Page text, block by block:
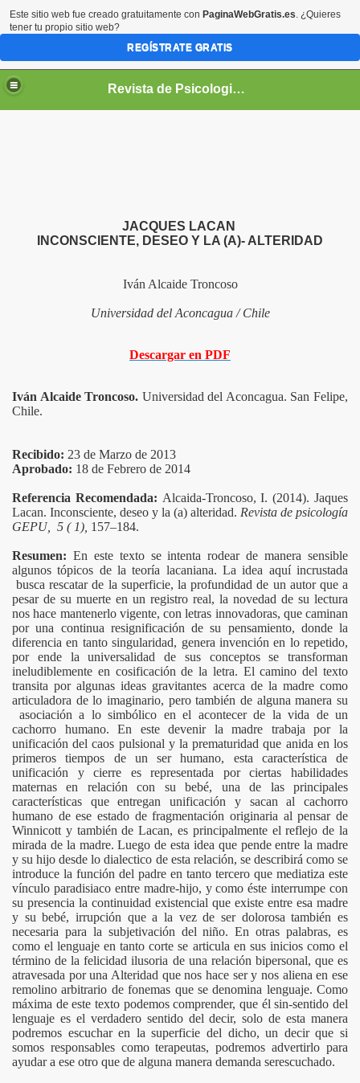
Revista de Psicologia GEPU
JACQUES LACAN
INCONSCIENTE, DESEO Y LA (A)- ALTERIDAD
Iván Alcaide Troncoso
Universidad del Aconcagua/ Chile
Descargar en PDF
Iván Alcaide Troncoso. Universidad del Aconcagua. San Felipe,
Chile.
Recibido: 23 de Marzo de 2013
Aprobado: 18 de Febrero de 2014
Referencia Recomendada: Alcaida-Troncoso, I. (2014). Jaques
Lacan. Inconsciente, deseo y la (a) alteridad. Revista de psicología
GEPU, 5 ( 1), 157–184.
Resumen: En este texto se intenta rodear de manera sensible
algunos tópicos de la teoría lacaniana. La idea aquí incrustada
busca rescatar de la superficie, la profundidad de un autor que a
pesar de su muerte en un registro real, la novedad de su lectura
nos hace mantenerlo vigente, con letras innovadoras, que caminan
por una continua resignificación de su pensamiento, donde la
diferencia en tanto singularidad, genera invención en lo repetido,
por ende la universalidad de sus conceptos se transforman
ineludiblemente en cosificación de la letra. El camino del texto
transita por algunas ideas gravitantes acerca de la madre como
articuladora de lo imaginario, pero también de alguna manera su
asociación a lo simbólico en el acontecer de la vida de un
cachorro humano. En este devenir la madre trabaja por la
unificación del caos pulsional y la prematuridad que anida en los
primeros tiempos de un ser humano, esta característica de
unificación y cierre es representada por ciertas habilidades
maternas en relación con su bebé, una de las principales
características que entregan unificación y sacan al cachorro
humano de ese estado de fragmentación originaria al pensar de
Winnicott y también de Lacan, es principalmente el reflejo de la
mirada de la madre. Luego de esta idea que pende entre la madre
y su hijo desde lo dialectico de esta relación, se describirá como se
introduce la función del padre en tanto tercero que mediatiza este
vínculo paradisiaco entre madre-hijo, y como éste interrumpe con
su presencia la continuidad existencial que existe entre esa madre
y su bebé, irrupción que a la vez de ser dolorosa también es
necesaria para la subjetivación del niño. En otras palabras, es
como el lenguaje en tanto corte se articula en sus inicios como el
término de la felicidad ilusoria de una relación bipersonal, que es
atravesada por una Alteridad que nos hace ser y nos aliena en ese
remolino arbitrario de fonemas que se denomina lenguaje. Como
máxima de este texto podemos comprender, que él sin-sentido del
lenguaje es el verdadero sentido del decir, solo de esta manera
podremos escuchar en la superficie del dicho, un decir que si
somos responsables como terapeutas, podremos advertirlo para
ayudar a ese otro que de alguna manera demanda serescuchado.
Revista de Psicología GEPU
DE LA POBLACIÓN CON TRASTORNO POR
ENTRE AFILIAÇÃO SÓCIO-NORMATIVA,
Este sitio web fue creado gratuitamente con PaginaWebGratis.es. ¿Quieres
tener tu propio sitio web?
REGÍSTRATE GRATIS